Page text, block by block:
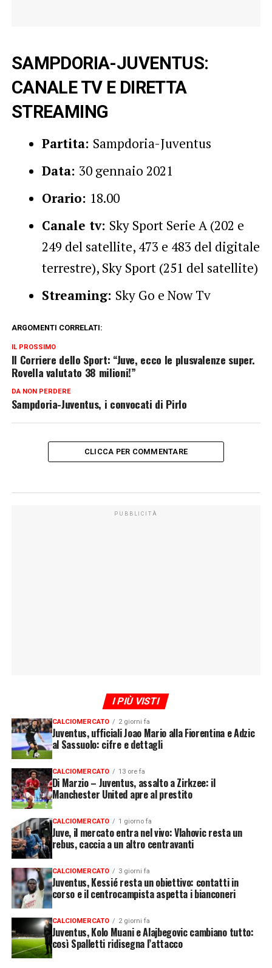
SAMPDORIA-JUVENTUS:
CANALE TV E DIRETTA
STREAMING
Partita: Sampdoria-Juventus
Data: 30 gennaio 2021
Orario: 18.00
Canale tv: Sky Sport Serie A (202 e
249 del satellite, 473 e 483 del digitale
terrestre), Sky Sport (251 del satellite)
Streaming: Sky Go e Now Tv
ARGOMENTI CORRELATI:
IL PROSSIMO
Il Corriere dello Sport: “Juve, ecco le plusvalenze super.
Rovella valutato 38 milioni!”
DA NON PERDERE
Sampdoria-Juventus, i convocati di Pirlo
CLICCA PER COMMENTARE
PUBBLICITÀ
I PIÙ VISTI
CALCIOMERCATO 2 giorni fa
Juventus, ufficiali Joao Mario alla Fiorentina e Adzic
al Sassuolo: cifre e dettagli
CALCIOMERCATO 13 ore fa
Di Marzio – Juventus, assalto a Zirkzee: il
Manchester United apre al prestito
CALCIOMERCATO 1 giorno fa
Juve, il mercato entra nel vivo: Vlahovic resta un
rebus, caccia a un altro centravanti
CALCIOMERCATO 3 giorni fa
Juventus, Kessié resta un obiettivo: contatti in
corso e il centrocampista aspetta i bianconeri
CALCIOMERCATO 2 giorni fa
Juventus, Kolo Muani e Alajbegovic cambiano tutto:
così Spalletti ridisegna l’attacco